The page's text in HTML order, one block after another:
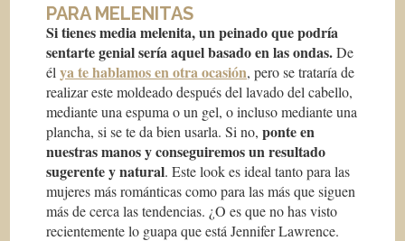
PARA MELENITAS
Si tienes media melenita, un peinado que podría
sentarte genial sería aquel basado en las ondas.De
élya te hablamos en otra ocasión, pero se trataría de
realizar este moldeado después del lavado del cabello,
mediante una espuma o un gel, o incluso mediante una
plancha, si se te da bien usarla. Si no,ponte en
nuestras manos y conseguiremos un resultado
sugerente y natural. Este look es ideal tanto para las
mujeres más románticas como para las más que siguen
más de cerca las tendencias. ¿O es que no has visto
recientemente lo guapa que está Jennifer Lawrence.